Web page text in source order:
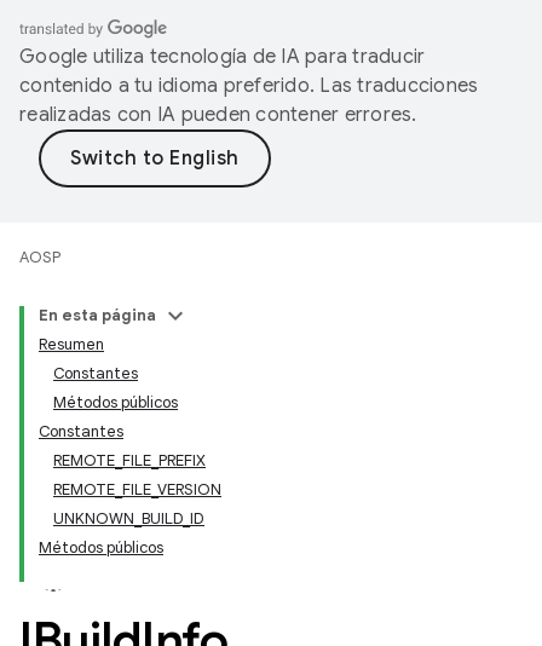
Google utiliza tecnología de IA para traducir
contenido a tu idioma preferido. Las traducciones
realizadas con IA pueden contener errores.
AOSP
En esta página
Resumen
Constantes
Métodos públicos
Constantes
REMOTE_FILE_PREFIX
REMOTE_FILE_VERSION
UNKNOWN_BUILD_ID
Métodos públicos